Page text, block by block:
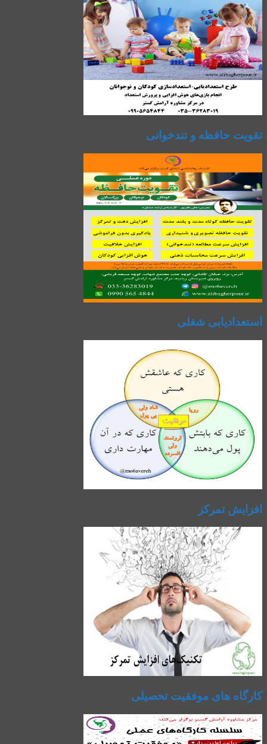
تقویت حافظه و تندخوانی
استعدادیابی شغلی
افزایش تمرکز
کارگاه های موفقیت تحصیلی